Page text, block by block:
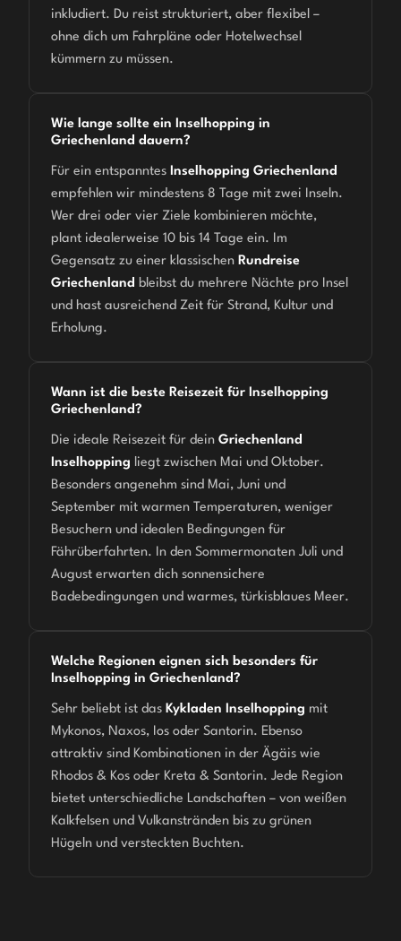
inkludiert. Du reist strukturiert, aber flexibel –
ohne dich um Fahrpläne oder Hotelwechsel
kümmern zu müssen.
Wie lange sollte ein Inselhopping in
Griechenland dauern?
Für ein entspanntes Inselhopping Griechenland
empfehlen wir mindestens 8 Tage mit zwei Inseln.
Wer drei oder vier Ziele kombinieren möchte,
plant idealerweise 10 bis 14 Tage ein. Im
Gegensatz zu einer klassischen Rundreise
Griechenland bleibst du mehrere Nächte pro Insel
und hast ausreichend Zeit für Strand, Kultur und
Erholung.
Wann ist die beste Reisezeit für Inselhopping
Griechenland?
Die ideale Reisezeit für dein Griechenland
Inselhopping liegt zwischen Mai und Oktober.
Besonders angenehm sind Mai, Juni und
September mit warmen Temperaturen, weniger
Besuchern und idealen Bedingungen für
Fährüberfahrten. In den Sommermonaten Juli und
August erwarten dich sonnensichere
Badebedingungen und warmes, türkisblaues Meer.
Welche Regionen eignen sich besonders für
Inselhopping in Griechenland?
Sehr beliebt ist das Kykladen Inselhopping mit
Mykonos, Naxos, Ios oder Santorin. Ebenso
attraktiv sind Kombinationen in der Ägäis wie
Rhodos & Kos oder Kreta & Santorin. Jede Region
bietet unterschiedliche Landschaften – von weißen
Kalkfelsen und Vulkanstränden bis zu grünen
Hügeln und versteckten Buchten.